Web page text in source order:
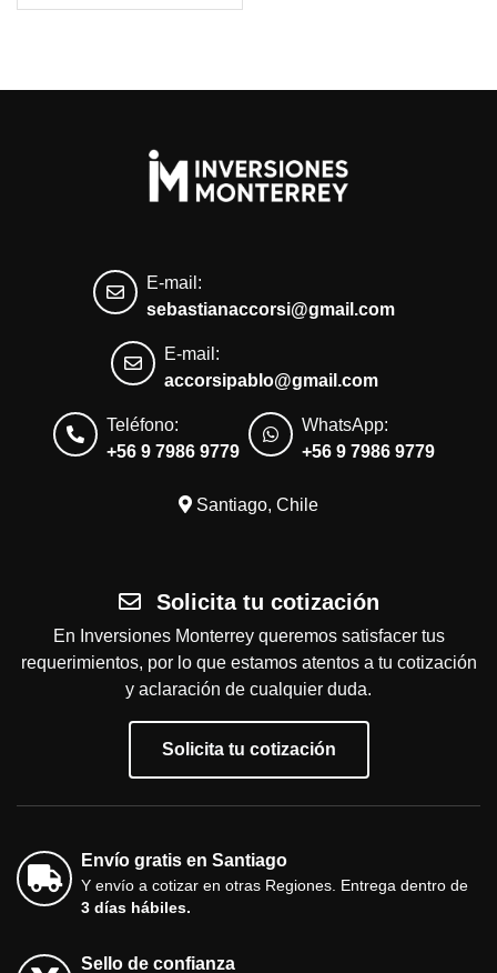
E-mail:
sebastianaccorsi@gmail.com
E-mail:
accorsipablo@gmail.com
Teléfono:
+56 9 7986 9779
WhatsApp:
+56 9 7986 9779
Santiago, Chile
Solicita tu cotización
En Inversiones Monterrey queremos satisfacer tus
requerimientos, por lo que estamos atentos a tu cotización
y aclaración de cualquier duda.
Solicita tu cotización
Envío gratis en Santiago
Y envío a cotizar en otras Regiones. Entrega dentro de
3 días hábiles.
Sello de confianza